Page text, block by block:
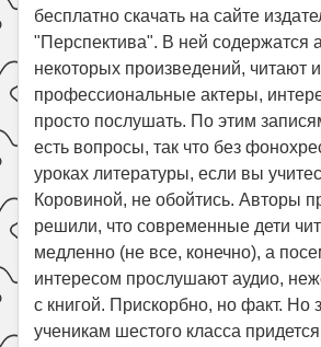
бесплатно скачать на сайте
"Перспектива". В ней содержатся
некоторых произведений, читают
профессиональные актеры,
просто послушать. По этим
есть вопросы, так что без
уроках литературы, если вы
Коровиной, не обойтись. Авторы
решили, что современные дети
медленно (не все, конечно), а
интересом прослушают аудио,
с книгой. Прискорбно, но факт. Но
ученикам шестого класса